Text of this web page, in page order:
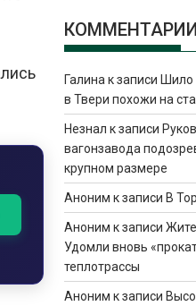
КОММЕНТАРИИ
Галина к записи Шило
в Твери похожи на
Незнал к записи
вагонзавода
крупном размере
Аноним к записи В
Аноним к записи
Удомли вновь
теплотрассы
Аноним к записи